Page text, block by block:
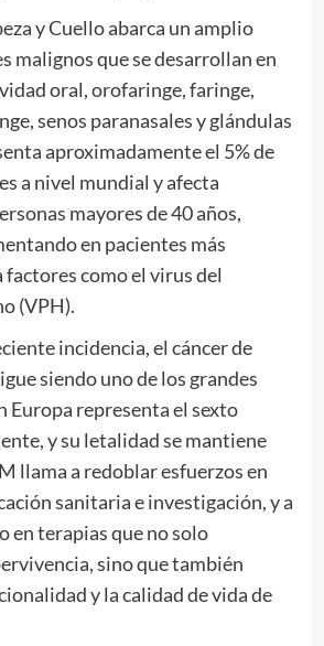
y Cuello abarca un amplio
malignos que se desarrollan en
oral, orofaringe, faringe,
senos paranasales y glándulas
aproximadamente el 5% de
a nivel mundial y afecta
mayores de 40 años,
en pacientes más
factores como el virus del
(VPH).
incidencia, el cáncer de
siendo uno de los grandes
Europa representa el sexto
y su letalidad se mantiene
llama a redoblar esfuerzos en
sanitaria e investigación, y a
en terapias que no solo
sino que también
y la calidad de vida de